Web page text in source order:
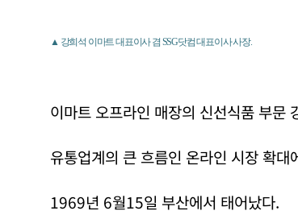
▲ 강희석 이마트 대표이사 겸 SSG닷컴 대표이사 사장.
이마트 오프라인 매장의 신선식품 부문
유통업계의 큰 흐름인 온라인 시장 확
1969년 6월15일 부산에서 태어났다.